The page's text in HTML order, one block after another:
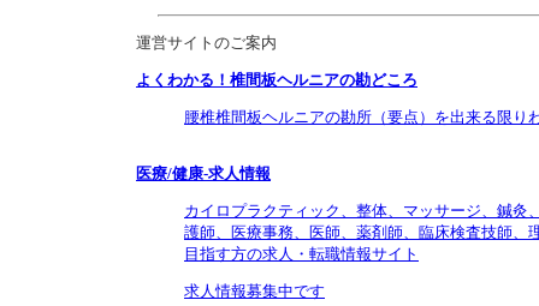
運営サイトのご案内
よくわかる！椎間板ヘルニアの勘どころ
腰椎椎間板ヘルニアの勘所（要点）を出来る限り
医療/健康-求人情報
カイロプラクティック、整体、マッサージ、鍼
護師、医療事務、医師、薬剤師、臨床検査技師
目指す方の求人・転職情報サイト
求人情報募集中です